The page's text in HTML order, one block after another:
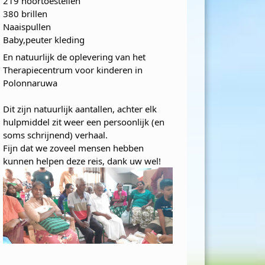
380 brillen
Naaispullen
Baby,peuter kleding
En natuurlijk de oplevering van het
Therapiecentrum voor kinderen in
Polonnaruwa
Dit zijn natuurlijk aantallen, achter elk
hulpmiddel zit weer een persoonlijk (en
soms schrijnend) verhaal.
Fijn dat we zoveel mensen hebben
kunnen helpen deze reis, dank uw wel!